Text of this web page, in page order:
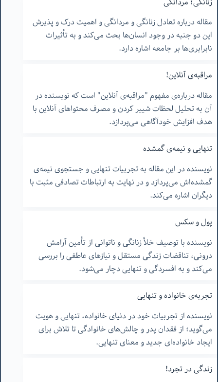
مقاله درباره تعادل زنانگی و مردانگی و اهمیت درک و پذیرش
این دو جنبه در وجود انسان‌ها بحث می‌کند و به تأثیرات
نابرابری‌ها بر جامعه اشاره دارد.
مراقبه‌ی آنلاین!
مقاله درباره‌ی مفهوم "مراقبه‌ی آنلاین" است که نویسنده در
آن به تحلیل لحظات شییر کردن و مصرف محتواهای آنلاین با
هدف افزایش خودآگاهی می‌پردازد.
تنهایی و نیمه‌ی گمشده
نویسنده در این مقاله به تجربیات تنهایی و جستجوی نیمه‌ی
گمشده‌اش می‌پردازد و در نهایت به ارتباطات تصادفی مثبت با
دیگران اشاره می‌کند.
پول و سکس
نویسنده با توصیف خلأ زنانگی و ناتوانی از تأمین آرامش
درونی، تناقضات زندگی مستقل و نیازهای عاطفی را بررسی
می‌کند و به افسردگی و تنهایی دچار می‌شود.
تجربه‌ی خانواده و تنهایی
نویسنده از تجربیات خود در دنیای خانواده، تنهایی و هویت
می‌گوید؛ از فقدان پدر و چالش‌های خانوادگی تا تلاش برای
ایجاد خانواده‌ای جدید و معنای تنهایی.
زندگی در تجرد!